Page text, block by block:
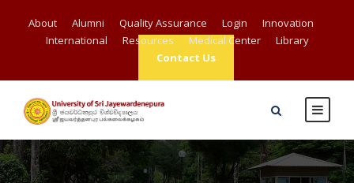
About Alumni Quality Assurance Login
Innovation
International
Resources Medical Center
Library
Contact Us